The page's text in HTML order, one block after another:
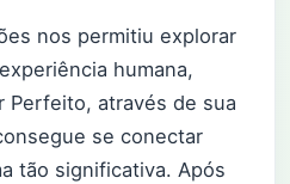
nos permitiu explorar
humana,
Perfeito, através de sua
se conectar
tão significativa. Após